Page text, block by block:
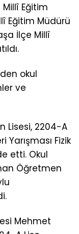
Eğitim
Eğitim Müdürü
İlçe Millî
okul
ve
Lisesi, 2204-A
Yarışması Fizik
etti. Okul
Öğretmen
Mehmet